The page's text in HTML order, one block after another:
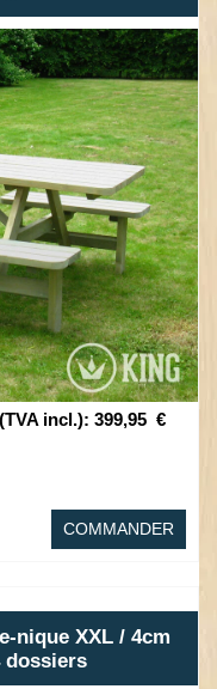
incl.): 399,95 €
COMMANDER
nique XXL / 4cm
dossiers